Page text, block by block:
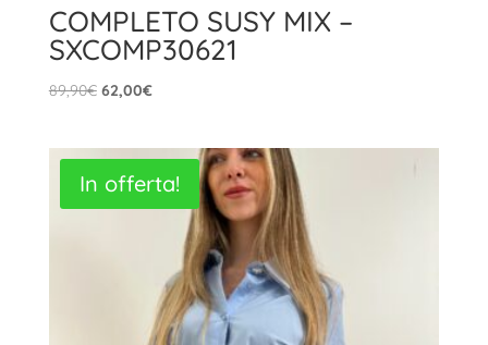
COMPLETO SUSY MIX –
SXCOMP30621
89,90€ Il
era:
89,90€.
62,00€Il
è:
62,00€.
In offerta!